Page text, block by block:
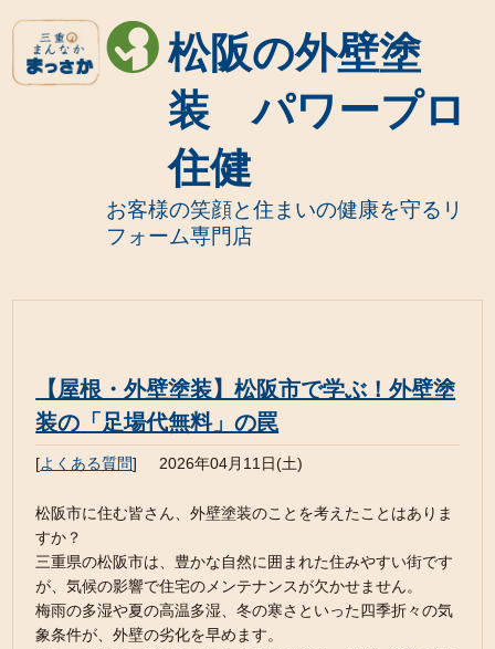
松阪の外壁塗
装 パワープロ
住健
お客様の笑顔と住まいの健康を守るリ
フォーム専門店
【屋根・外壁塗装】松阪市で学ぶ！外壁塗
装の「足場代無料」の罠
[よくある質問] 2026年04月11日(土)
松阪市に住む皆さん、外壁塗装のことを考えたことはありま
すか？
三重県の松阪市は、豊かな自然に囲まれた住みやすい街です
が、気候の影響で住宅のメンテナンスが欠かせません。
梅雨の多湿や夏の高温多湿、冬の寒さといった四季折々の気
象条件が、外壁の劣化を早めます。